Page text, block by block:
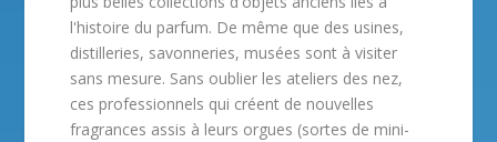
l'histoire du parfum. De même que des usines,
distilleries, savonneries, musées sont à visiter
sans mesure. Sans oublier les ateliers des nez,
ces professionnels qui créent de nouvelles
fragrances assis à leurs orgues (sortes de mini-